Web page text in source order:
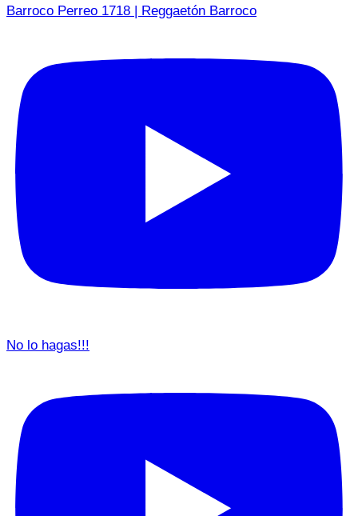
Barroco Perreo 1718 | Reggaetón Barroco
No lo hagas!!!